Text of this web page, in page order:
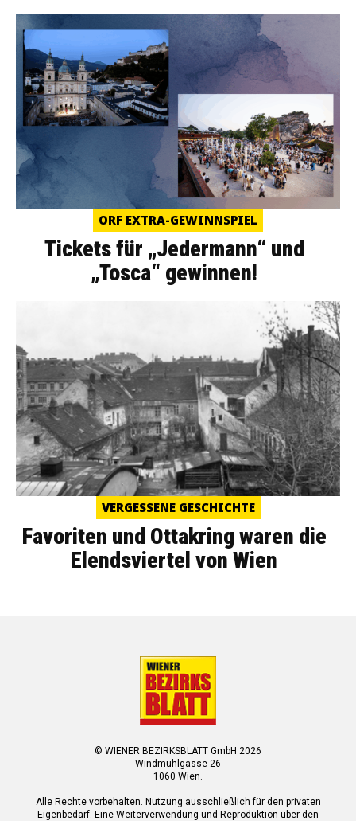
ORF EXTRA-GEWINNSPIEL
Tickets für „Jedermann“ und
„Tosca“ gewinnen!
VERGESSENE GESCHICHTE
Favoriten und Ottakring waren die
Elendsviertel von Wien
© WIENER BEZIRKSBLATT GmbH 2026
Windmühlgasse 26
1060 Wien.
Alle Rechte vorbehalten. Nutzung ausschließlich für den privaten
Eigenbedarf. Eine Weiterverwendung und Reproduktion über den